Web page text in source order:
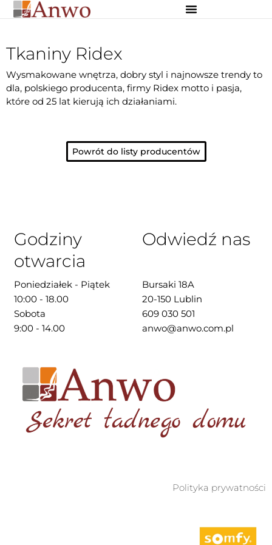
Tkaniny Ridex
Wysmakowane wnętrza, dobry styl i najnowsze trendy to
dla, polskiego producenta, firmy Ridex motto i pasja,
które od 25 lat kierują ich działaniami.
Powrót do listy producentów
Odwiedź nas
Bursaki 18A
20-150 Lublin
609 030 501
anwo@anwo.com.pl
Godziny
otwarcia
Poniedziałek - Piątek
10:00 - 18.00
Sobota
9:00 - 14.00
Polityka prywatności